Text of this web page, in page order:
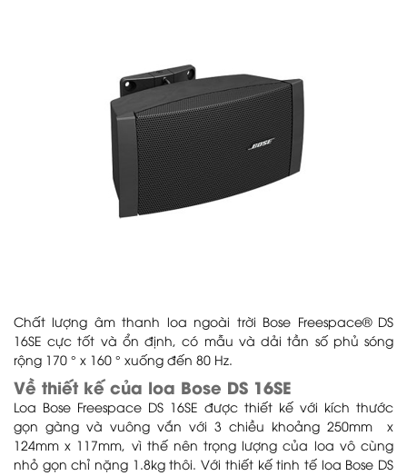
Chất lượng âm thanh loa ngoài trời Bose Freespace® DS
16SE cực tốt và ổn định, có mẫu và dải tần số phủ sóng
rộng 170 ° x 160 ° xuống đến 80 Hz.
Về thiết kế của loa Bose DS 16SE
Loa Bose Freespace DS 16SE được thiết kế với kích thước
gọn gàng và vuông vắn với 3 chiều khoảng 250mm x
124mm x 117mm, vì thế nên trọng lượng của loa vô cùng
nhỏ gọn chỉ nặng 1.8kg thôi. Với thiết kế tinh tế loa Bose DS